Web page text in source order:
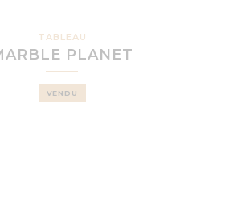
TABLEAU
PLANET
VENDU